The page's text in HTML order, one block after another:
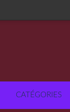
CATÉGORIES